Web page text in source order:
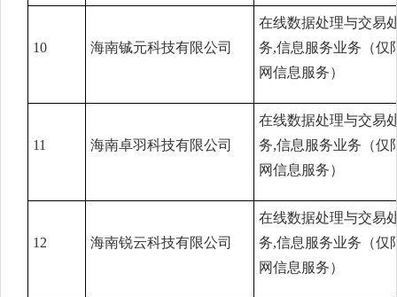
10 海南铖元科技有限公司
在线数据处理与交易
务,信息服务业务（仅
网信息服务）
11 海南卓羽科技有限公司
在线数据处理与交易
务,信息服务业务（仅
网信息服务）
12 海南锐云科技有限公司
在线数据处理与交易
务,信息服务业务（仅
网信息服务）